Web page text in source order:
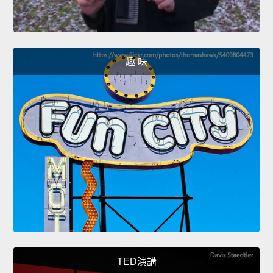
趣 味
TED演講